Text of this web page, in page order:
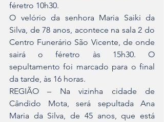
féretro 10h30.
O velório da senhora Maria Saiki da
Silva, de 78 anos, acontece na sala 2 do
Centro Funerário São Vicente, de onde
sairá o féretro às 15h30. O
sepultamento foi marcado para o final
da tarde, às 16 horas.
REGIÃO – Na vizinha cidade de
Cândido Mota, será sepultada Ana
Maria da Silva, de 45 anos, que está